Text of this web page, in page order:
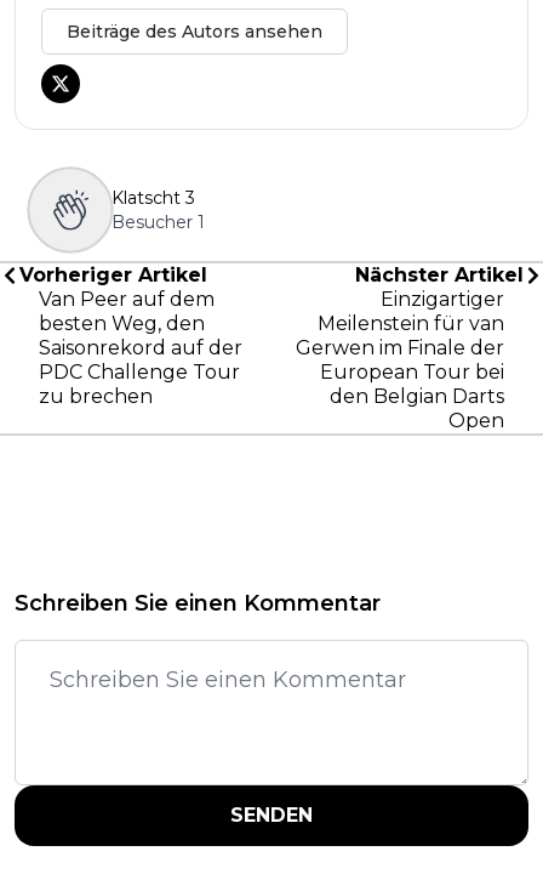
Beiträge des Autors ansehen
Klatscht 3
Besucher 1
Vorheriger Artikel
Van Peer auf dem
besten Weg, den
Saisonrekord auf der
PDC Challenge Tour
zu brechen
Nächster Artikel
Einzigartiger
Meilenstein für van
Gerwen im Finale der
European Tour bei
den Belgian Darts
Open
Schreiben Sie einen Kommentar
SENDEN